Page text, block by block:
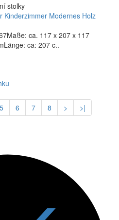
stolky
Kinderzimmer Modernes Holz
ca. 117 x 207 x 117
ca: 207 c..
5 6 7 8 > >|